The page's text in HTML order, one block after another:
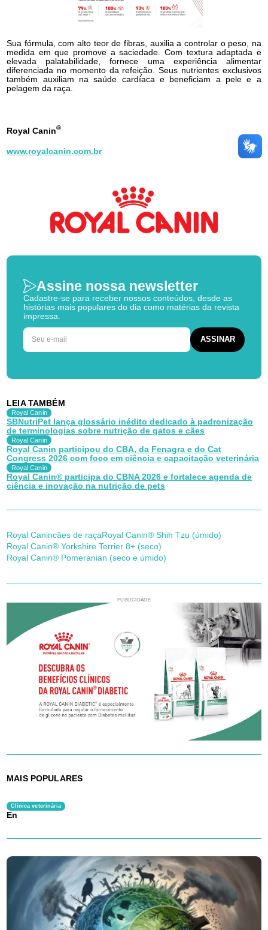
Sua fórmula, com alto teor de fibras, auxilia a controlar o peso, na
medida em que promove a saciedade. Com textura adaptada e
elevada palatabilidade, fornece uma experiência alimentar
diferenciada no momento da refeição. Seus nutrientes exclusivos
também auxiliam na saúde cardíaca e beneficiam a pele e a
pelagem da raça.
Royal Canin®
www.royalcanin.com.br
Assine nossa newsletter
Cadastre-se para receber nossos conteúdos, desde as
histórias mais populares do dia como matérias da revista
impressa.
LEIA TAMBÉM
Royal Canin
SBNutriPet lança glossário inédito dedicado à padronização
de terminologias sobre nutrição de gatos e cães
Royal Canin
Royal Canin participou do CBA, da Fenagra e do Cat
Congress 2026 com foco em ciência e capacitação veterinária
Royal Canin
Royal Canin® participa do CBNA 2026 e fortalece agenda de
ciência e inovação na nutrição de pets
Royal Canincães de raça Royal Canin® Shih Tzu (úmido)
Royal Canin® Yorkshire Terrier 8+ (seco)
Royal Canin® Pomeranian (seco e úmido)
PUBLICIDADE
MAIS POPULARES
Clínica veterinária
En